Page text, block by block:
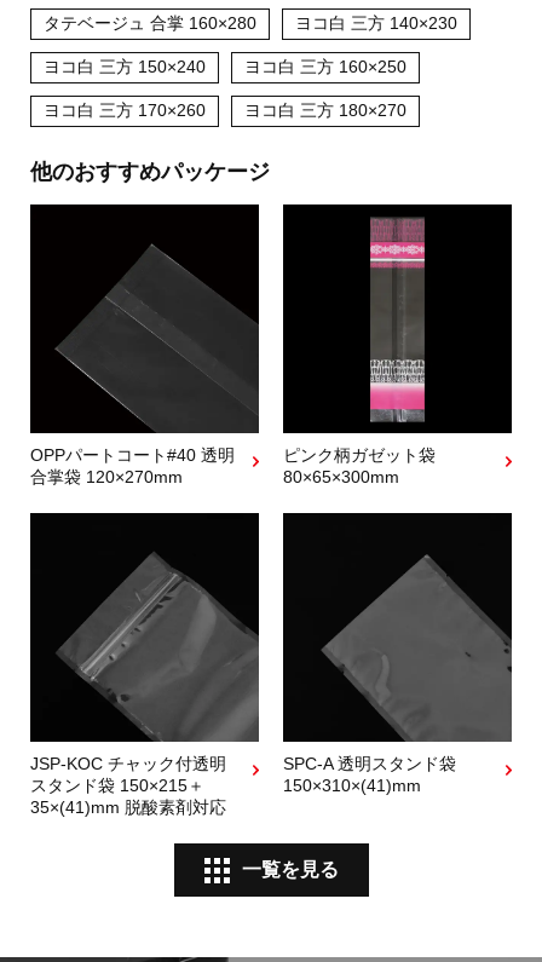
タテベージュ 合掌 160×280 ヨコ白 三方 140×230
ヨコ白 三方 150×240 ヨコ白 三方 160×250
ヨコ白 三方 170×260 ヨコ白 三方 180×270
他のおすすめパッケージ
OPPパートコート#40 透明
合掌袋 120×270mm
ピンク柄ガゼット袋
80×65×300mm
JSP-KOC チャック付透明
スタンド袋 150×215＋
35×(41)mm 脱酸素剤対応
SPC-A 透明スタンド袋
150×310×(41)mm
一覧を見る